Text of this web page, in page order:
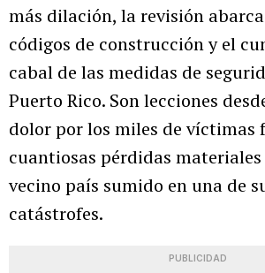
más dilación, la revisión
códigos de construcción y el
cabal de las medidas de
Puerto Rico. Son lecciones
dolor por los miles de víctimas
cuantiosas pérdidas
vecino país sumido en una de
catástrofes.
PUBLICIDAD